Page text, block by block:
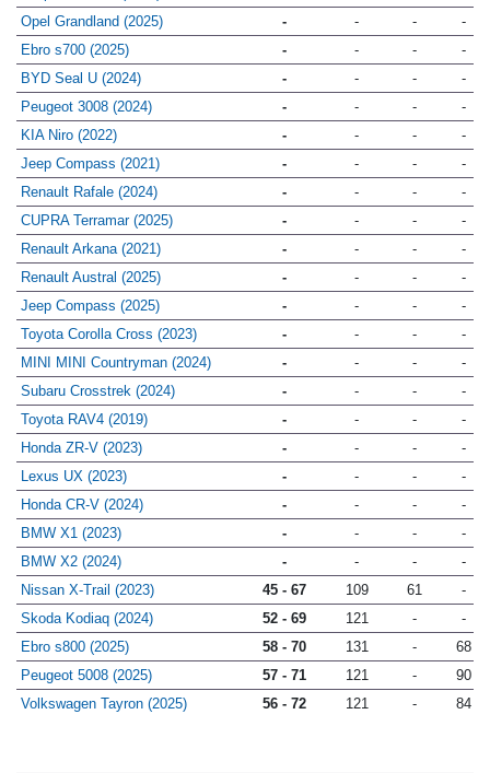
Leapmotor C10 (2024)
- - -
-
Opel Grandland (2025)
- - -
-
Ebro s700 (2025)
- - -
-
BYD Seal U (2024)
- - -
-
Peugeot 3008 (2024)
- - -
-
KIA Niro (2022)
- - -
-
Jeep Compass (2021)
- - -
-
Renault Rafale (2024)
- - -
-
CUPRA Terramar (2025)
- - -
-
Renault Arkana (2021)
- - -
-
Renault Austral (2025)
- - -
-
Jeep Compass (2025)
- - -
-
Toyota Corolla Cross (2023)
- - -
-
MINI MINI Countryman (2024)
- - -
-
Subaru Crosstrek (2024)
- - -
-
Toyota RAV4 (2019)
- - -
-
Honda ZR-V (2023)
- - -
-
Lexus UX (2023)
- - -
-
Honda CR-V (2024)
- - -
-
BMW X1 (2023)
- - -
-
BMW X2 (2024)
- - -
-
Nissan X-Trail (2023)
45 - 67 109 61
-
Skoda Kodiaq (2024)
52 - 69 121 -
-
Ebro s800 (2025)
58 - 70 131 -
68
Peugeot 5008 (2025)
57 - 71 121 -
90